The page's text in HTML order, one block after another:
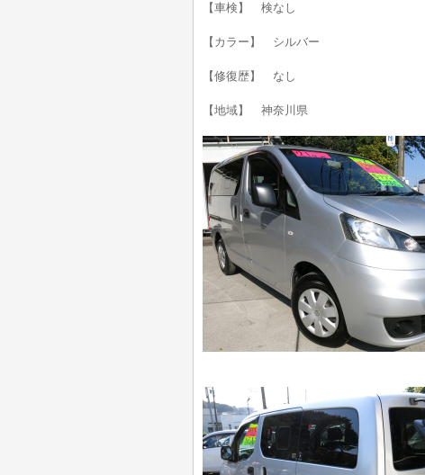
【車検】 検なし
【カラー】 シルバー
【修復歴】 なし
【地域】 神奈川県